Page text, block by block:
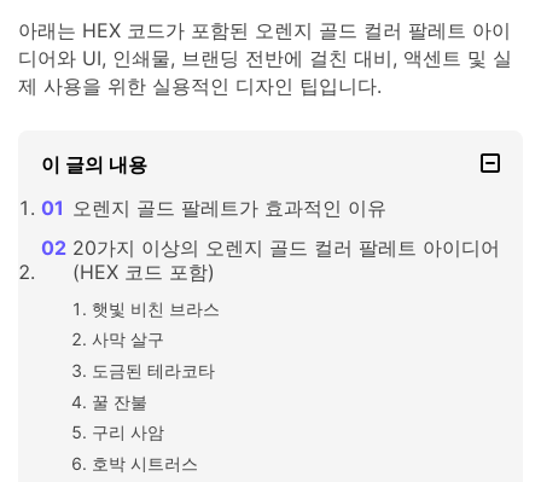
아래는 HEX 코드가 포함된 오렌지 골드 컬러 팔레트 아이
디어와 UI, 인쇄물, 브랜딩 전반에 걸친 대비, 액센트 및 실
제 사용을 위한 실용적인 디자인 팁입니다.
이 글의 내용
오렌지 골드 팔레트가 효과적인 이유
20가지 이상의 오렌지 골드 컬러 팔레트 아이디어
(HEX 코드 포함)
햇빛 비친 브라스
사막 살구
도금된 테라코타
꿀 잔불
구리 사암
호박 시트러스